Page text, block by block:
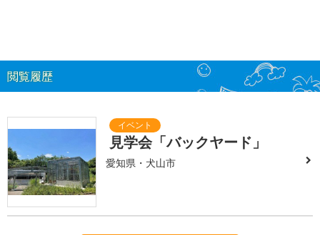
閲覧履歴
見学会「バックヤード」
愛知県・犬山市